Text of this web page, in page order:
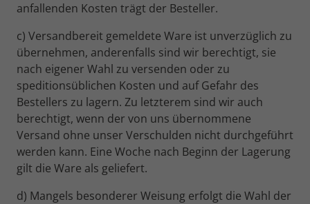
anfallenden Kosten trägt der Besteller.
c) Versandbereit gemeldete Ware ist unverzüglich zu
übernehmen, anderenfalls sind wir berechtigt, sie
nach eigener Wahl zu versenden oder zu
speditionsüblichen Kosten und auf Gefahr des
Bestellers zu lagern. Zu letzterem sind wir auch
berechtigt, wenn der von uns übernommene
Versand ohne unser Verschulden nicht durchgeführt
werden kann. Eine Woche nach Beginn der Lagerung
gilt die Ware als geliefert.
d) Mangels besonderer Weisung erfolgt die Wahl der